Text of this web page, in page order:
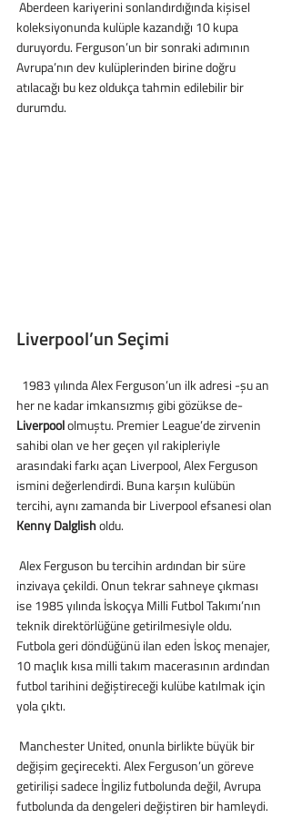
koleksiyonunda kulüple kazandığı 10 kupa
duruyordu. Ferguson’un bir sonraki adımının
Avrupa’nın dev kulüplerinden birine doğru
atılacağı bu kez oldukça tahmin edilebilir bir
durumdu.
Liverpool’un Seçimi
her ne kadar imkansızmış gibi gözükse de-
Liverpool olmuştu. Premier League’de zirvenin
sahibi olan ve her geçen yıl rakipleriyle
arasındaki farkı açan Liverpool, Alex Ferguson
ismini değerlendirdi. Buna karşın kulübün
tercihi, aynı zamanda bir Liverpool efsanesi olan
Kenny Dalglish oldu.
inzivaya çekildi. Onun tekrar sahneye çıkması
ise 1985 yılında İskoçya Milli Futbol Takımı’nın
teknik direktörlüğüne getirilmesiyle oldu.
Futbola geri döndüğünü ilan eden İskoç menajer,
10 maçlık kısa milli takım macerasının ardından
futbol tarihini değiştireceği kulübe katılmak için
yola çıktı.
değişim geçirecekti. Alex Ferguson’un göreve
getirilişi sadece İngiliz futbolunda değil, Avrupa
futbolunda da dengeleri değiştiren bir hamleydi.